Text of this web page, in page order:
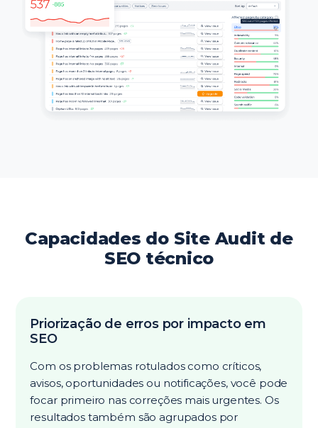
Capacidades do Site Audit de
SEO técnico
Priorização de erros por impacto em
SEO
Com os problemas rotulados como críticos,
avisos, oportunidades ou notificações, você pode
focar primeiro nas correções mais urgentes. Os
resultados também são agrupados por